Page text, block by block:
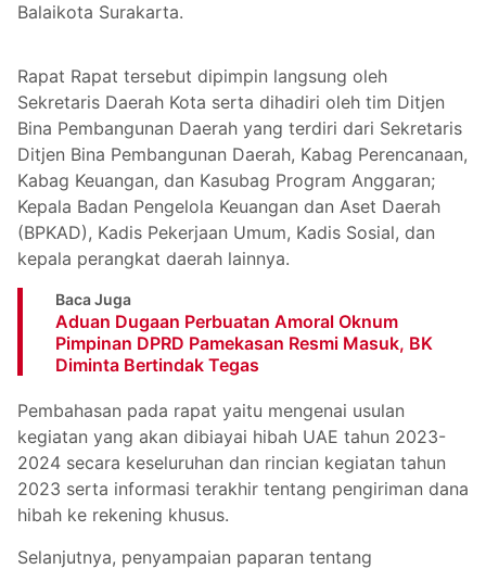
Balaikota Surakarta.
Rapat Rapat tersebut dipimpin langsung oleh
Sekretaris Daerah Kota serta dihadiri oleh tim Ditjen
Bina Pembangunan Daerah yang terdiri dari Sekretaris
Ditjen Bina Pembangunan Daerah, Kabag Perencanaan,
Kabag Keuangan, dan Kasubag Program Anggaran;
Kepala Badan Pengelola Keuangan dan Aset Daerah
(BPKAD), Kadis Pekerjaan Umum, Kadis Sosial, dan
kepala perangkat daerah lainnya.
Baca Juga
Aduan Dugaan Perbuatan Amoral Oknum
Pimpinan DPRD Pamekasan Resmi Masuk, BK
Diminta Bertindak Tegas
Pembahasan pada rapat yaitu mengenai usulan
kegiatan yang akan dibiayai hibah UAE tahun 2023-
2024 secara keseluruhan dan rincian kegiatan tahun
2023 serta informasi terakhir tentang pengiriman dana
hibah ke rekening khusus.
Selanjutnya, penyampaian paparan tentang